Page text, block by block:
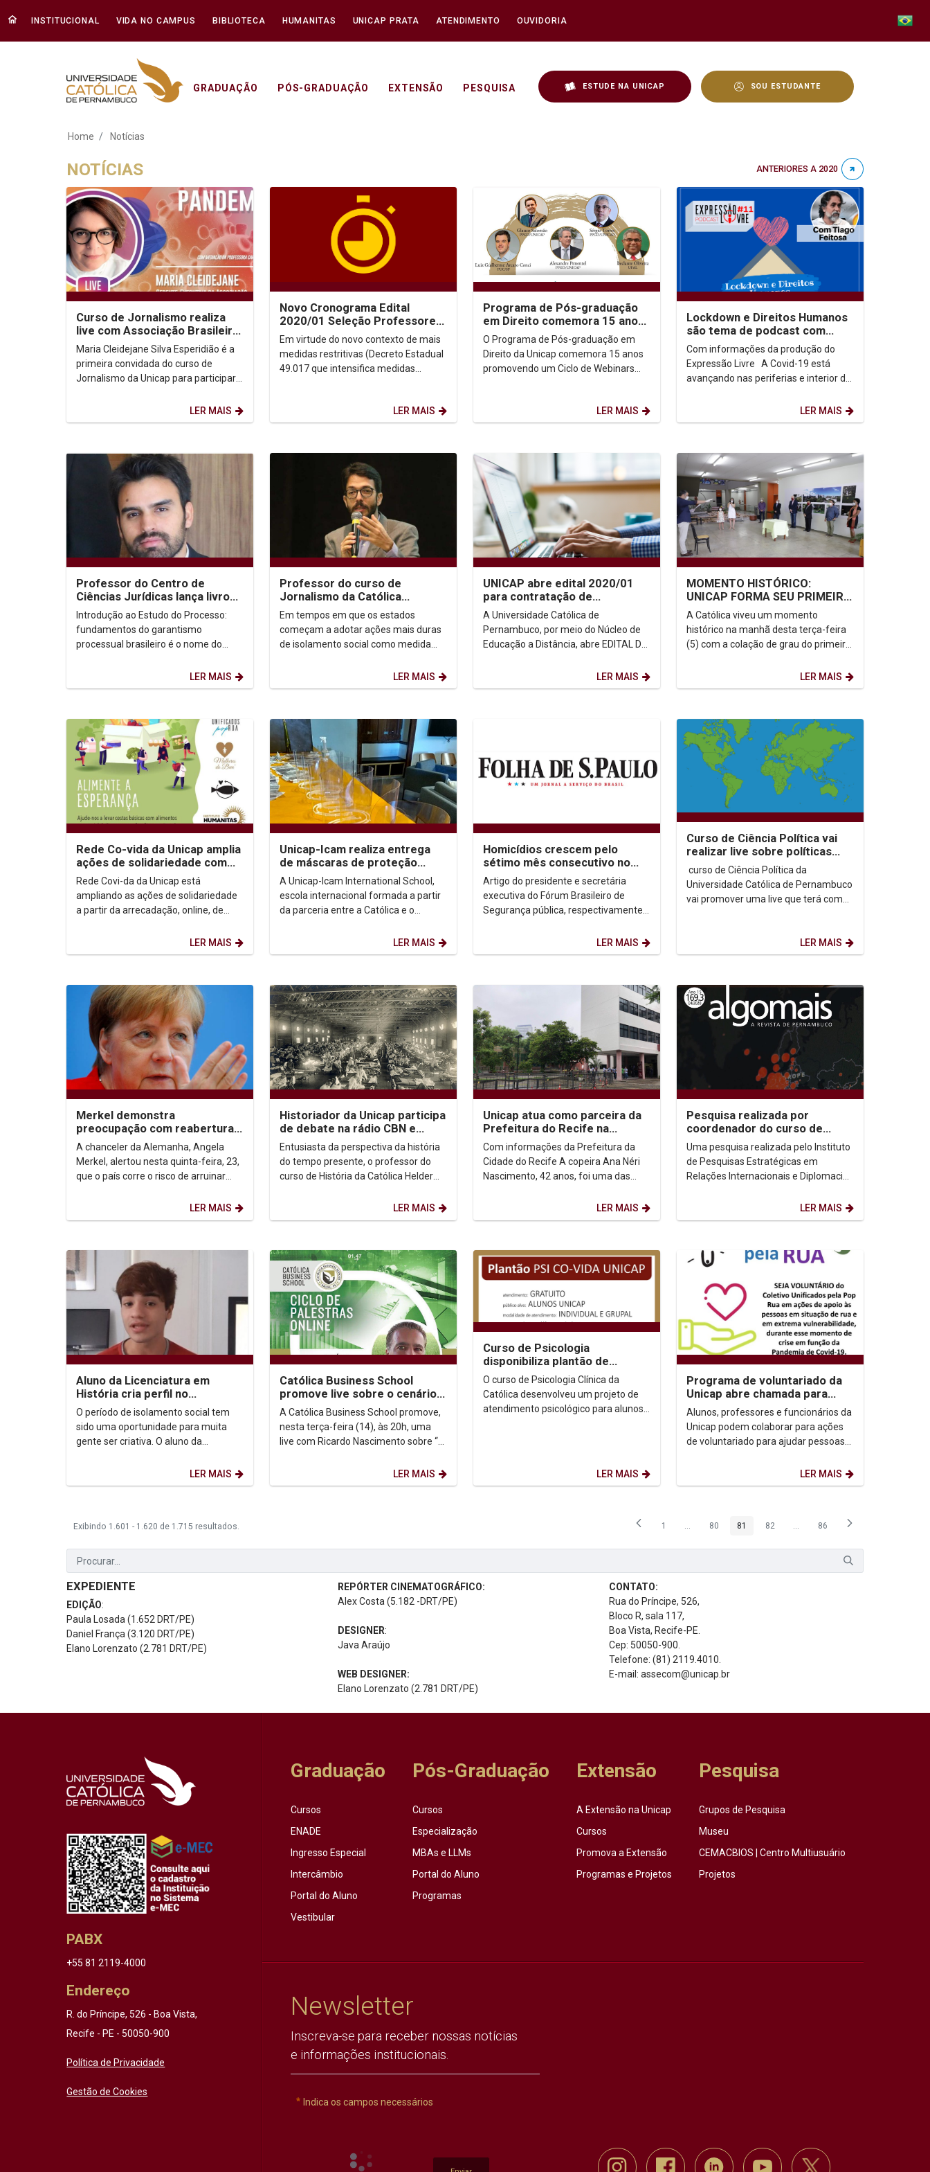
INSTITUCIONAL VIDA NO CAMPUS BIBLIOTECA HUMANITAS UNICAP PRATA ATENDIMENTO OUVIDORIA
GRADUAÇÃO PÓS-GRADUAÇÃO EXTENSÃO PESQUISA ESTUDE NA UNICAP SOU ESTUDANTE
Notícias - Unicap
Home Notícias
NOTÍCIAS ANTERIORES A 2020
Curso de Jornalismo realiza
live com Associação Brasileira
de Jornalismo Investigativo
Maria Cleidejane Silva Esperidião é a
primeira convidada do curso de
Jornalismo da Unicap para participar
LER MAIS
Novo Cronograma Edital
2020/01 Seleção Professores
Conteudistas EaD
Em virtude do novo contexto de mais
medidas restritivas (Decreto Estadual
49.017 que intensifica medidas
LER MAIS
Programa de Pós-graduação
em Direito comemora 15 anos
com série de webninars
O Programa de Pós-graduação em
Direito da Unicap comemora 15 anos
promovendo um Ciclo de Webinars
LER MAIS
Lockdown e Direitos Humanos
são tema de podcast com
participação de professores
da Unicap
Com informações da produção do
Expressão Livre A Covid-19 está
avançando nas periferias e interior do
LER MAIS
Professor do Centro de
Ciências Jurídicas lança livro
sobre fundamentos do
garantismo processual...
Introdução ao Estudo do Processo:
fundamentos do garantismo
processual brasileiro é o nome do
LER MAIS
Professor do curso de
Jornalismo da Católica
entrevista Drauzio Varella em
programa especial...
Em tempos em que os estados
começam a adotar ações mais duras
de isolamento social como medida
LER MAIS
UNICAP abre edital 2020/01
para contratação de
professores conteudistas EaD
A Universidade Católica de
Pernambuco, por meio do Núcleo de
Educação a Distância, abre EDITAL DE
CONTEUDISTAS – EaD da Unicap,...
LER MAIS
MOMENTO HISTÓRICO:
UNICAP FORMA SEU PRIMEIRO
PROFISSIONAL DE MEDICINA
A Católica viveu um momento
histórico na manhã desta terça-feira
(5) com a colação de grau do primeiro
LER MAIS
Rede Co-vida da Unicap amplia
ações de solidariedade com
campanha de doação de
cestas para...
Rede Covi-da da Unicap está
ampliando as ações de solidariedade
a partir da arrecadação, online, de
LER MAIS
Unicap-Icam realiza entrega
de máscaras de proteção
facial que ajudam no combate
à proliferação...
A Unicap-Icam International School,
escola internacional formada a partir
da parceria entre a Católica e o
LER MAIS
Homicídios crescem pelo
sétimo mês consecutivo no
país
Artigo do presidente e secretária
executiva do Fórum Brasileiro de
Segurança pública, respectivamente
LER MAIS
Curso de Ciência Política vai
realizar live sobre políticas
públicas no combate à Covid-
19
curso de Ciência Política da
Universidade Católica de Pernambuco
vai promover uma live que terá como
LER MAIS
Merkel demonstra
preocupação com reabertura
‘muito rápida’ na Alemanha
A chanceler da Alemanha, Angela
Merkel, alertou nesta quinta-feira, 23,
que o país corre o risco de arruinar
LER MAIS
Historiador da Unicap participa
de debate na rádio CBN e
reflete experiências de
cooperação e...
Entusiasta da perspectiva da história
do tempo presente, o professor do
curso de História da Católica Helder
LER MAIS
Unicap atua como parceira da
Prefeitura do Recife na
distribuição de cestas básicas
Com informações da Prefeitura da
Cidade do Recife A copeira Ana Néri
Nascimento, 42 anos, foi uma das
LER MAIS
Pesquisa realizada por
coordenador do curso de
Ciência Política lança luz sobre
combate à...
Uma pesquisa realizada pelo Instituto
de Pesquisas Estratégicas em
Relações Internacionais e Diplomacia
LER MAIS
Aluno da Licenciatura em
História cria perfil no
Instagram para difundir
conhecimento
O período de isolamento social tem
sido uma oportunidade para muita
gente ser criativa. O aluno da
LER MAIS
Católica Business School
promove live sobre o cenário
econômico pós pandemia da
Covid-19
A Católica Business School promove,
nesta terça-feira (14), às 20h, uma
live com Ricardo Nascimento sobre “O
LER MAIS
Curso de Psicologia
disponibiliza plantão de
atendimento para alunos da
Unicap
O curso de Psicologia Clínica da
Católica desenvolveu um projeto de
atendimento psicológico para alunos
LER MAIS
Programa de voluntariado da
Unicap abre chamada para
ajuda à população em situação
de rua e...
Alunos, professores e funcionários da
Unicap podem colaborar para ações
de voluntariado para ajudar pessoas
LER MAIS
Exibindo 1.601 - 1.620 de 1.715 resultados. Página
1 ...Páginas intermediárias Usar ABA para navegar.
Página
80 Página
81 Página
82 ...Páginas intermediárias Usar ABA
Página
86
EXPEDIENTE
EDIÇÃO:
Paula Losada (1.652 DRT/PE)
Daniel França (3.120 DRT/PE)
Elano Lorenzato (2.781 DRT/PE)
REPÓRTER CINEMATOGRÁFICO:
Alex Costa (5.182 -DRT/PE)
DESIGNER:
Java Araújo
WEB DESIGNER:
Elano Lorenzato (2.781 DRT/PE)
CONTATO:
Rua do Príncipe, 526,
Bloco R, sala 117,
Boa Vista, Recife-PE.
Cep: 50050-900.
Telefone: (81) 2119.4010.
E-mail: assecom@unicap.br
PABX
+55 81 2119-4000
Endereço
R. do Príncipe, 526 - Boa Vista,
Recife - PE - 50050-900
Política de Privacidade
Gestão de Cookies
Graduação
Cursos
ENADE
Ingresso Especial
Intercâmbio
Portal do Aluno
Vestibular
Pós-Graduação
Cursos
Especialização
MBAs e LLMs
Portal do Aluno
Programas
Extensão
A Extensão na Unicap
Cursos
Promova a Extensão
Programas e Projetos
Pesquisa
Grupos de Pesquisa
Museu
CEMACBIOS | Centro Multiusuário
Projetos
Newsletter
Inscreva-se para receber nossas notícias
e informações institucionais.
Indica os campos necessários